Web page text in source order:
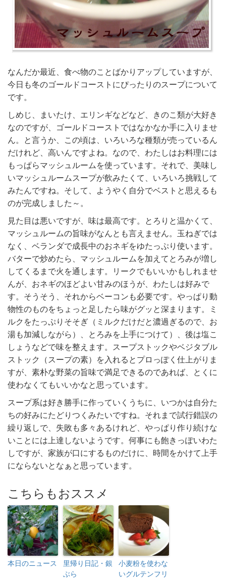
なんだか最近、食べ物のことばかりアップしていますが、
今日も冬のゴールドコーストにぴったりのスープについて
です。
しめじ、まいたけ、エリンギなどなど、きのこ類が大好き
なのですが、ゴールドコーストではなかなか手に入りませ
ん。と言うか、この頃は、いろいろな種類が売っているん
だけれど、高いんですよね。なので、わたしはお料理には
もっぱらマッシュルームを使っています。それで、美味し
いマッシュルームスープが飲みたくて、いろいろ挑戦して
みたんですね。そして、ようやく自分でベストと思えるも
のが完成しました～。
見た目は悪いですが、味は最高です。とろりと温かくて、
マッシュルームの旨味がなんとも言えません。玉ねぎでは
なく、ベランダで成長中のおネギをゆたっぷり使います。
バターで炒めたら、マッシュルームを加えてとろみが増し
してくるまで火を通します。リークでもいいかもしれませ
んが、おネギのほどよい甘みのほうが、わたしは好みで
す。そうそう、それからベーコンも必要です。やっぱり動
物性のものをちょっと足したら味がグッと深まります。ミ
ルクをたっぷりそそぎ（ミルクだけだと濃過ぎるので、お
湯も加減しながら）、とろみを上手につけて）、後は塩こ
しょうなどで味を整えます。スープストックやベジタブル
ストック（スープの素）を入れるとプロっぽく仕上がりま
すが、素朴な野菜の旨味で満足できるのであれば、とくに
使わなくてもいいかなと思っています。
スープ系は好き勝手に作っていくうちに、いつかは自分た
ちの好みにたどりつくみたいですね。それまで試行錯誤の
繰り返しで、失敗も多々あるけれど、やっぱり作り続けな
いことには上達しないようです。何事にも飽きっぽいわた
しですが、家族が口にするものだけに、時間をかけて上手
にならないとなぁと思っています。
こちらもおススメ
本日のニュース
里帰り日記・銀
ぶら
小麦粉を使わな
いグルテンフリ